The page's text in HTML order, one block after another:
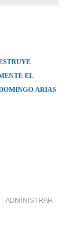
EL
ARIAS
ADMINISTRAR